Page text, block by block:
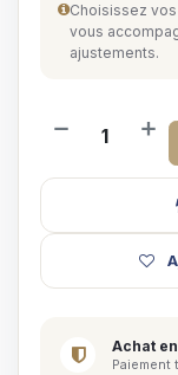
Choisissez
vous
ajustements.
Achat
Paiement